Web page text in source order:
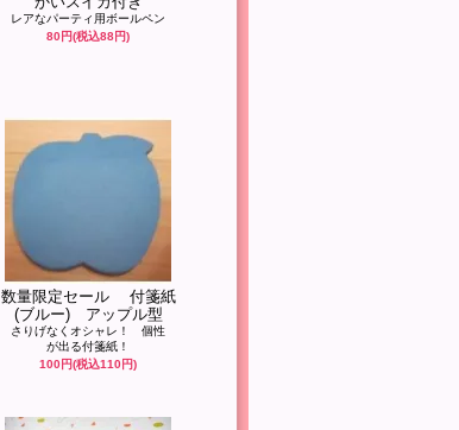
レアなパーティ用ボールペン
80円(税込88円)
数量限定セール 付箋紙
(ブルー) アップル型
さりげなくオシャレ！ 個性
が出る付箋紙！
100円(税込110円)